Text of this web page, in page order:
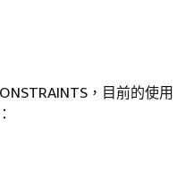
，目前的使用